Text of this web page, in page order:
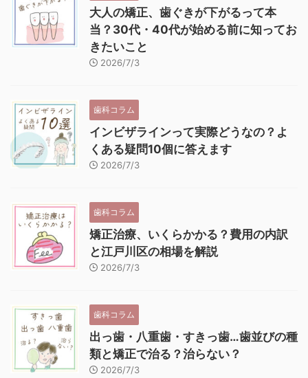
大人の矯正、歯ぐきが下がるって本
当？30代・40代が始める前に知ってお
きたいこと
2026/7/3
歯科コラム
インビザラインって実際どうなの？よ
くある疑問10個に答えます
2026/7/3
歯科コラム
矯正治療、いくらかかる？費用の内訳
と江戸川区の相場を解説
2026/7/3
歯科コラム
出っ歯・八重歯・すきっ歯…歯並びの種
類と矯正で治る？治らない？
2026/7/3